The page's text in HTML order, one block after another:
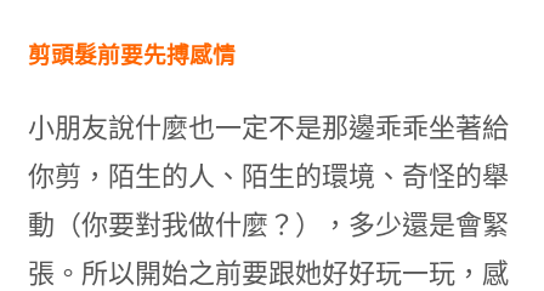
剪頭髮前要先搏感情
小朋友說什麼也一定不是那邊乖乖坐著給
你剪，陌生的人、陌生的環境、奇怪的舉
動（你要對我做什麼？），多少還是會緊
張。所以開始之前要跟她好好玩一玩，感